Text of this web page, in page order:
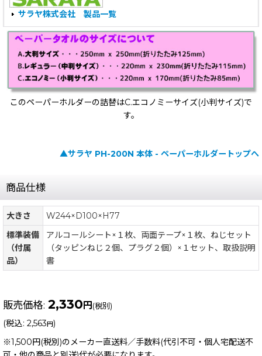
サラヤ株式会社 製品一覧
このペーパーホルダーの詰替はC.エコノミーサイズ(小判サイズ)で
す。
▲サラヤ PH-200N 本体 - ペーパーホルダートップへ
商品仕様
大きさ
W244×D100×H77
標準装備
（付属
品）
アルコールシート×１枚、両面テープ×１枚、ねじセット
（タッピンねじ２個、プラグ２個）×１セット、取扱説明
書
販売価格: 2,330円(税別)
(税込: 2,563円)
※1,500円(税別)のメーカー直送料／手数料(代引不可・個人宅配送不